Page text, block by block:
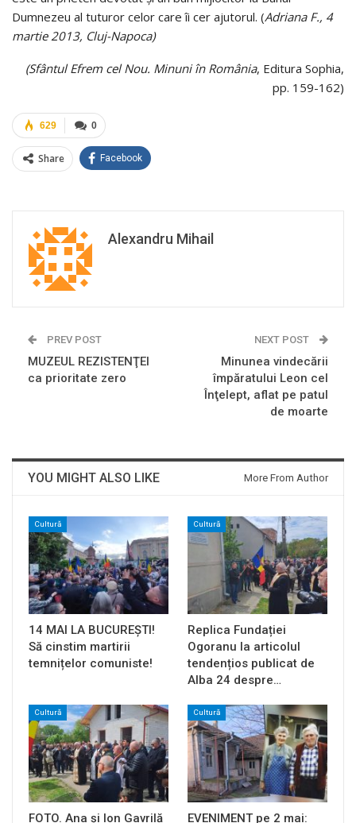
Dumnezeu al tuturor celor care îi cer ajutorul. (Adriana F., 4
martie 2013, Cluj-Napoca)
(Sfântul Efrem cel Nou. Minuni în România, Editura Sophia,
pp. 159-162)
0
629
Share Facebook
Alexandru Mihail
PREV POST
MUZEUL REZISTENŢEI
ca prioritate zero
NEXT POST
Minunea vindecării
împăratului Leon cel
Înţelept, aflat pe patul
de moarte
YOU MIGHT ALSO LIKE More From Author
Cultură
14 MAI LA BUCUREȘTI!
Să cinstim martirii
temnițelor comuniste!
Cultură
Replica Fundației
Ogoranu la articolul
tendențios publicat de
Alba 24 despre…
Cultură
FOTO. Ana și Ion Gavrilă
Cultură
EVENIMENT pe 2 mai: